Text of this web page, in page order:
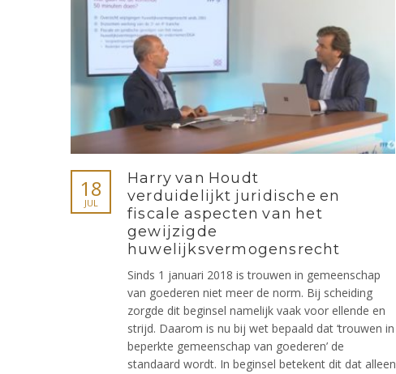
18
JUL
Harry van Houdt
verduidelijkt juridische en
fiscale aspecten van het
gewijzigde
huwelijksvermogensrecht
Sinds 1 januari 2018 is trouwen in gemeenschap
van goederen niet meer de norm. Bij scheiding
zorgde dit beginsel namelijk vaak voor ellende en
strijd. Daarom is nu bij wet bepaald dat ‘trouwen in
beperkte gemeenschap van goederen’ de
standaard wordt. In beginsel betekent dit dat alleen